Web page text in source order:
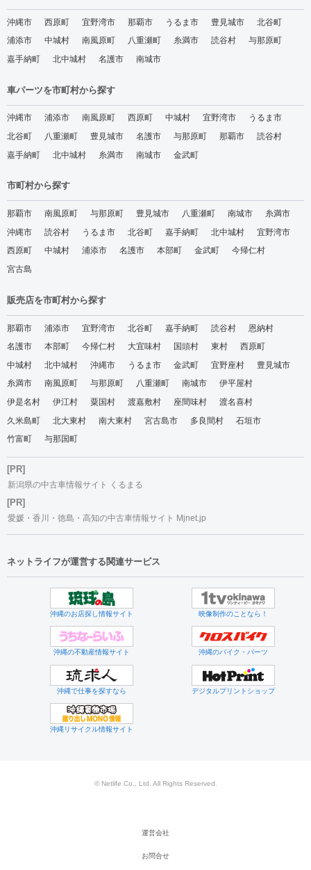
沖縄市 西原町 宜野湾市 那覇市 うるま市 豊見城市
北谷町
浦添市
中城村 南風原町 八重瀬町 糸満市 読谷村
与那原町
嘉手納町
北中城村 名護市 南城市
車パーツを市町村から探す
沖縄市 浦添市 南風原町 西原町 中城村 宜野湾市
うるま市
北谷町
八重瀬町 豊見城市 名護市 与那原町 那覇市
読谷村
嘉手納町
北中城村 糸満市 南城市 金武町
市町村から探す
那覇市 南風原町 与那原町 豊見城市 八重瀬町 南城市
糸満市
沖縄市
読谷村 うるま市 北谷町 嘉手納町 北中城村
宜野湾市
西原町
中城村 浦添市 名護市 本部町 金武町
今帰仁村
宮古島
販売店を市町村から探す
那覇市 浦添市 宜野湾市 北谷町 嘉手納町 読谷村
恩納村
名護市
本部町 今帰仁村 大宜味村 国頭村 東村
西原町
中城村
北中城村 沖縄市 うるま市 金武町 宜野座村
豊見城市
糸満市
南風原町 与那原町 八重瀬町 南城市
伊平屋村
伊是名村
伊江村 粟国村 渡嘉敷村 座間味村
渡名喜村
久米島町
北大東村 南大東村 宮古島市 多良間村
石垣市
竹富町
与那国町
[PR]
新潟県の中古車情報サイト くるまる
[PR]
愛媛・香川・徳島・高知の中古車情報サイト Mjnet.jp
ネットライフが運営する関連サービス
沖縄のお店探し情報サイト 映像制作のことなら！
沖縄の不動産情報サイト 沖縄のバイク・パーツ
沖縄で仕事を探すなら デジタルプリントショップ
沖縄リサイクル情報サイト
© Netlife Co., Ltd. All Rights Reserved.
運営会社
お問合せ